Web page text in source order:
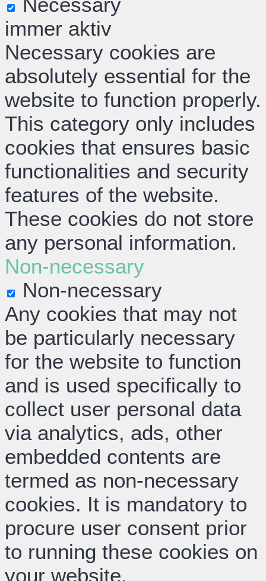
immer aktiv
Necessary cookies are
absolutely essential for the
website to function properly.
This category only includes
cookies that ensures basic
functionalities and security
features of the website.
These cookies do not store
any personal information.
Non-necessary
Non-necessary
Any cookies that may not
be particularly necessary
for the website to function
and is used specifically to
collect user personal data
via analytics, ads, other
embedded contents are
termed as non-necessary
cookies. It is mandatory to
procure user consent prior
to running these cookies on
your website.